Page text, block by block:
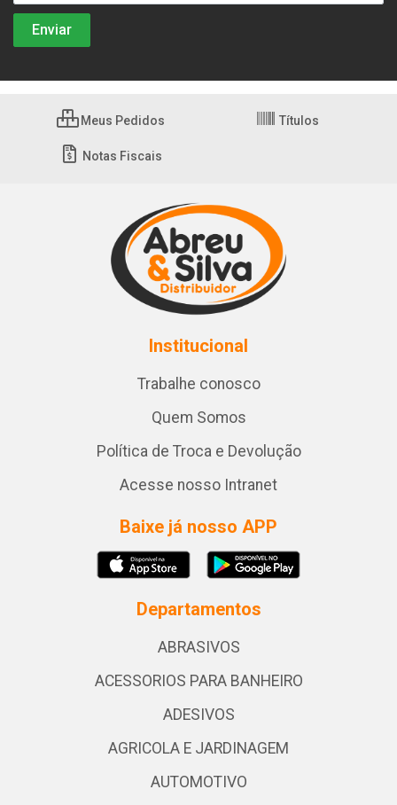
Meus Pedidos Títulos
Notas Fiscais
Institucional
Trabalhe conosco
Quem Somos
Política de Troca e Devolução
Acesse nosso Intranet
Baixe já nosso APP
Departamentos
ABRASIVOS
ACESSORIOS PARA BANHEIRO
ADESIVOS
AGRICOLA E JARDINAGEM
AUTOMOTIVO